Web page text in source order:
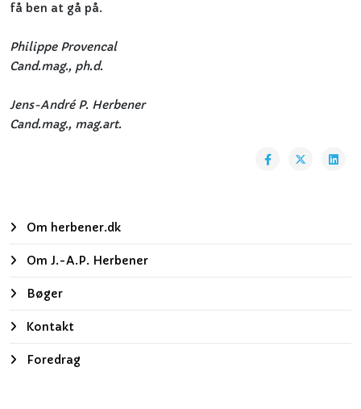
få ben at gå på.
Philippe Provencal
Cand.mag., ph.d.
Jens-André P. Herbener
Cand.mag., mag.art.
Om herbener.dk
Om J.-A.P. Herbener
Bøger
Kontakt
Foredrag